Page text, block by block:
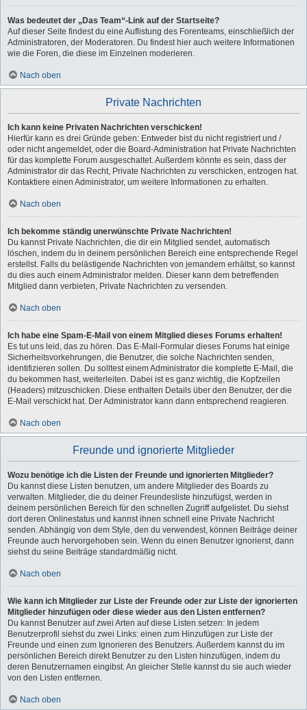
Was bedeutet der „Das Team“-Link auf der Startseite?
Auf dieser Seite findest du eine Auflistung des Forenteams, einschließlich der
Administratoren, der Moderatoren. Du findest hier auch weitere Informationen
wie die Foren, die diese im Einzelnen moderieren.
Nach oben
Private Nachrichten
Ich kann keine Privaten Nachrichten verschicken!
Hierfür kann es drei Gründe geben: Entweder bist du nicht registriert und /
oder nicht angemeldet, oder die Board-Administration hat Private Nachrichten
für das komplette Forum ausgeschaltet. Außerdem könnte es sein, dass der
Administrator dir das Recht, Private Nachrichten zu verschicken, entzogen hat.
Kontaktiere einen Administrator, um weitere Informationen zu erhalten.
Nach oben
Ich bekomme ständig unerwünschte Private Nachrichten!
Du kannst Private Nachrichten, die dir ein Mitglied sendet, automatisch
löschen, indem du in deinem persönlichen Bereich eine entsprechende Regel
erstellst. Falls du belästigende Nachrichten von jemandem erhältst, so kannst
du dies auch einem Administrator melden. Dieser kann dem betreffenden
Mitglied dann verbieten, Private Nachrichten zu versenden.
Nach oben
Ich habe eine Spam-E-Mail von einem Mitglied dieses Forums erhalten!
Es tut uns leid, das zu hören. Das E-Mail-Formular dieses Forums hat einige
Sicherheitsvorkehrungen, die Benutzer, die solche Nachrichten senden,
identifizieren sollen. Du solltest einem Administrator die komplette E-Mail, die
du bekommen hast, weiterleiten. Dabei ist es ganz wichtig, die Kopfzeilen
(Headers) mitzuschicken. Diese enthalten Details über den Benutzer, der die
E-Mail verschickt hat. Der Administrator kann dann entsprechend reagieren.
Nach oben
Freunde und ignorierte Mitglieder
Wozu benötige ich die Listen der Freunde und ignorierten Mitglieder?
Du kannst diese Listen benutzen, um andere Mitglieder des Boards zu
verwalten. Mitglieder, die du deiner Freundesliste hinzufügst, werden in
deinem persönlichen Bereich für den schnellen Zugriff aufgelistet. Du siehst
dort deren Onlinestatus und kannst ihnen schnell eine Private Nachricht
senden. Abhängig von dem Style, den du verwendest, können Beiträge deiner
Freunde auch hervorgehoben sein. Wenn du einen Benutzer ignorierst, dann
siehst du seine Beiträge standardmäßig nicht.
Nach oben
Wie kann ich Mitglieder zur Liste der Freunde oder zur Liste der ignorierten
Mitglieder hinzufügen oder diese wieder aus den Listen entfernen?
Du kannst Benutzer auf zwei Arten auf diese Listen setzen: In jedem
Benutzerprofil siehst du zwei Links: einen zum Hinzufügen zur Liste der
Freunde und einen zum Ignorieren des Benutzers. Außerdem kannst du im
persönlichen Bereich direkt Benutzer zu den Listen hinzufügen, indem du
deren Benutzernamen eingibst. An gleicher Stelle kannst du sie auch wieder
von den Listen entfernen.
Nach oben